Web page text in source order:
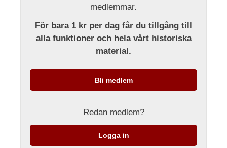
medlemmar.
För bara 1 kr per dag får du tillgång till
alla funktioner och hela vårt historiska
material.
Bli medlem
Redan medlem?
Logga in